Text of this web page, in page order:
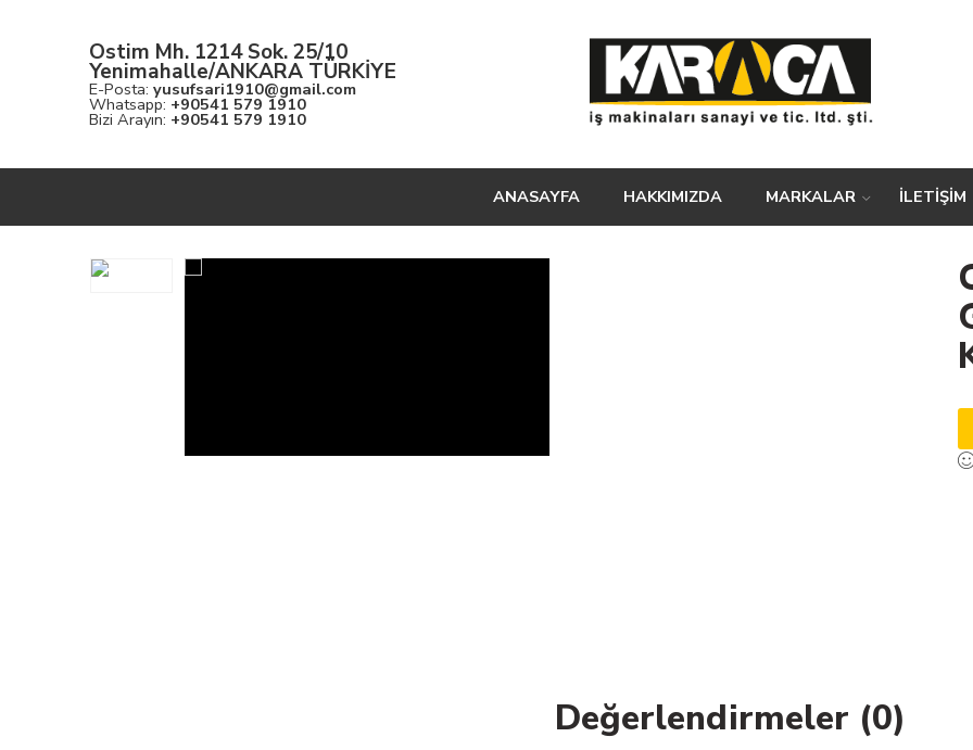
Ostim Mh. 1214 Sok. 25/10
Yenimahalle/ANKARA TÜRKİYE
E-Posta: yusufsari1910@gmail.com
Whatsapp: +90541 579 1910
Bizi Arayın: +90541 579 1910
ANASAYFA HAKKIMIZDA MARKALAR İLETİŞİM
Değerlendirmeler (0)